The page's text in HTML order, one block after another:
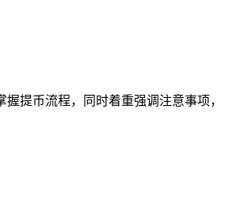
提币流程，同时着重强调注意事项，